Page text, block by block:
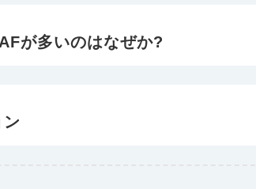
が多いのはなぜか?